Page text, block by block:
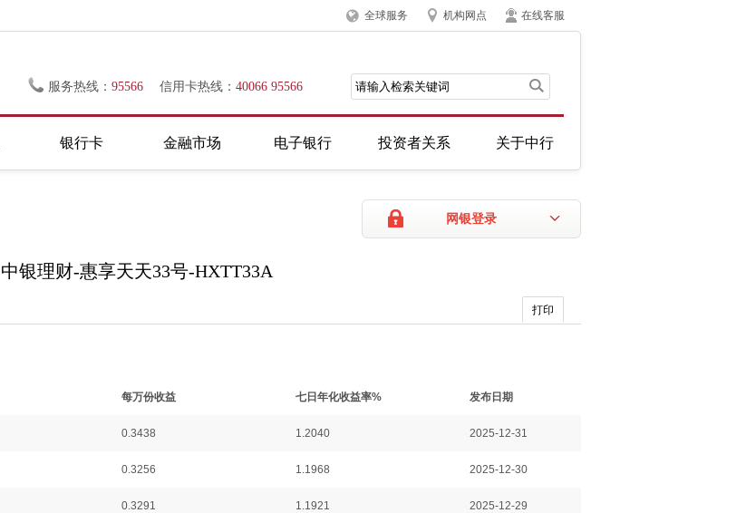
全球服务 机构网点 在线客服
服务热线： 95566 信用卡热线： 40066 95566
银行卡 金融市场 电子银行 投资者关系 关于中行
网银登录
中银理财-惠享天天33号-HXTT33A
打印
每万份收益 七日年化收益率% 发布日期
0.3438 1.2040 2025-12-31
0.3256 1.1968 2025-12-30
0.3291 1.1921 2025-12-29